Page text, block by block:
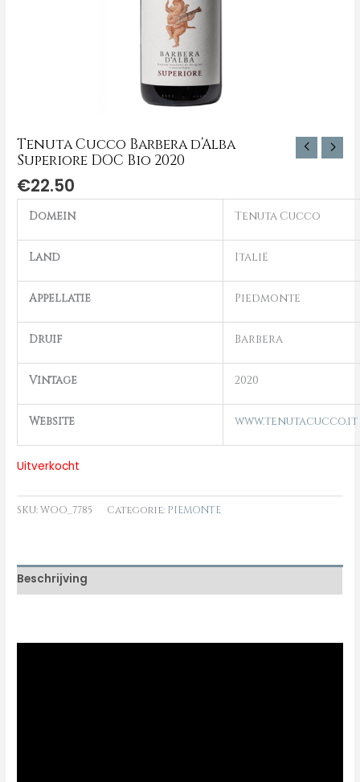
Tenuta Cucco Barbera d’Alba
Superiore DOC Bio 2020
€22.50
Domein Tenuta Cucco
Land Italië
Appellatie Piedmonte
Druif Barbera
Vintage 2020
Website www.tenutacucco.it
Uitverkocht
SKU:WOO_7785 Categorie: PIEMONTE
Beschrijving